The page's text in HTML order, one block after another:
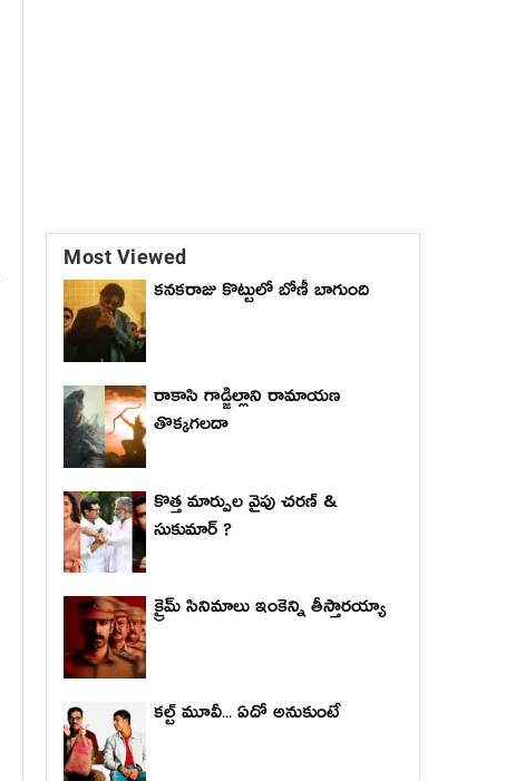
Most Viewed
కనకరాజు కొట్టులో బోణీ బాగుంది
రాకాసి గాడ్జిల్లాని రామాయణ
తొక్కగలదా
కొత్త మార్పుల వైపు చరణ్ &
సుకుమార్ ?
క్రైమ్ సినిమాలు ఇంకెన్ని తీస్తారయ్యా
కల్ట్ మూవీ... ఏదో అనుకుంటే